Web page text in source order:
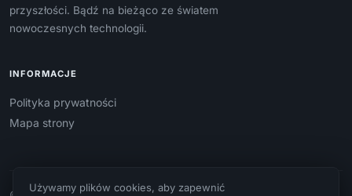
przyszłości. Bądź na bieżąco ze światem
nowoczesnych technologii.
INFORMACJE
Polityka prywatności
Mapa strony
Używamy plików cookies, aby zapewnić